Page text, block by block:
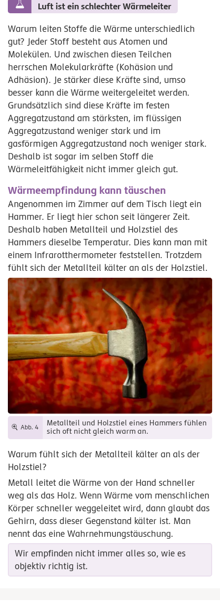
Luft ist ein schlechter Wärmeleiter
Warum leiten Stoffe die Wärme unterschiedlich
gut? Jeder Stoff besteht aus Atomen und
Molekülen. Und zwischen diesen Teilchen
herrschen Molekularkräfte (Kohäsion und
Adhäsion). Je stärker diese Kräfte sind, umso
besser kann die Wärme weitergeleitet werden.
Grundsätzlich sind diese Kräfte im festen
Aggregatzustand am stärksten, im flüssigen
Aggregatzustand weniger stark und im
gasförmigen Aggregatzustand noch weniger stark.
Deshalb ist sogar im selben Stoff die
Wärmeleitfähigkeit nicht immer gleich gut.
Wärmeempfindung kann täuschen
Angenommen im Zimmer auf dem Tisch liegt ein
Hammer. Er liegt hier schon seit längerer Zeit.
Deshalb haben Metallteil und Holzstiel des
Hammers dieselbe Temperatur. Dies kann man mit
einem Infrarotthermometer feststellen. Trotzdem
fühlt sich der Metallteil kälter an als der Holzstiel.
Abb. 4
Metallteil und Holzstiel eines Hammers fühlen
sich oft nicht gleich warm an.
Warum fühlt sich der Metallteil kälter an als der
Holzstiel?
Metall leitet die Wärme von der Hand schneller
weg als das Holz. Wenn Wärme vom menschlichen
Körper schneller weggeleitet wird, dann glaubt das
Gehirn, dass dieser Gegenstand kälter ist. Man
nennt das eine Wahrnehmungstäuschung.
Wir empfinden nicht immer alles so, wie es
objektiv richtig ist.